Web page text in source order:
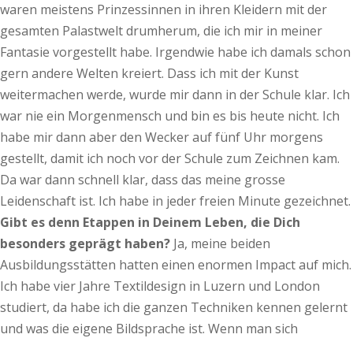
waren meistens Prinzessinnen in ihren Kleidern mit der
gesamten Palastwelt drumherum, die ich mir in meiner
Fantasie vorgestellt habe. Irgendwie habe ich damals schon
gern andere Welten kreiert. Dass ich mit der Kunst
weitermachen werde, wurde mir dann in der Schule klar. Ich
war nie ein Morgenmensch und bin es bis heute nicht. Ich
habe mir dann aber den Wecker auf fünf Uhr morgens
gestellt, damit ich noch vor der Schule zum Zeichnen kam.
Da war dann schnell klar, dass das meine grosse
Leidenschaft ist. Ich habe in jeder freien Minute gezeichnet.
Gibt es denn Etappen in Deinem Leben, die Dich
besonders geprägt haben? Ja, meine beiden
Ausbildungsstätten hatten einen enormen Impact auf mich.
Ich habe vier Jahre Textildesign in Luzern und London
studiert, da habe ich die ganzen Techniken kennen gelernt
und was die eigene Bildsprache ist. Wenn man sich